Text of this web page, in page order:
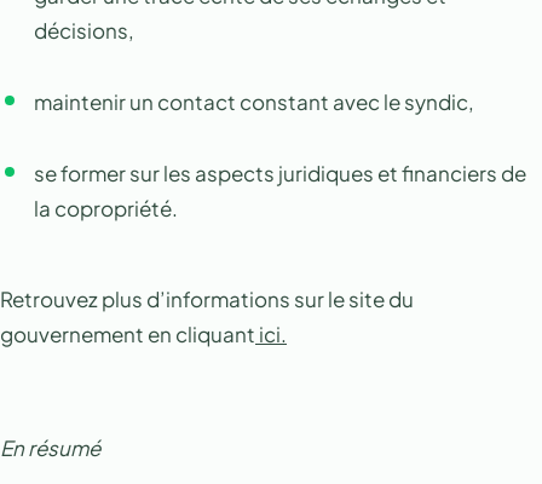
décisions,
maintenir un contact constant avec le syndic,
se former sur les aspects juridiques et financiers de
la copropriété.
Retrouvez plus d’informations sur le site du
gouvernement en cliquant ici.
En résumé